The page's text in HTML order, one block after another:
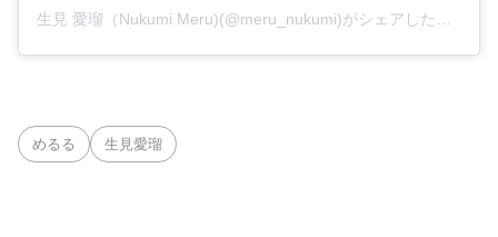
めるる 生見愛瑠